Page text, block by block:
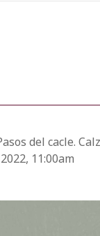
del cacle.
11:00am